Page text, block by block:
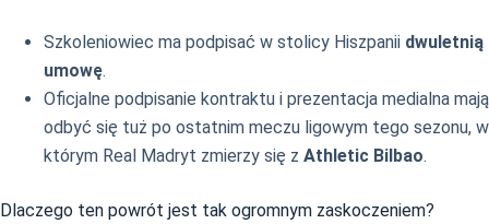
Szkoleniowiec ma podpisać w stolicy Hiszpanii dwuletnią
umowę.
Oficjalne podpisanie kontraktu i prezentacja medialna mają
odbyć się tuż po ostatnim meczu ligowym tego sezonu, w
którym Real Madryt zmierzy się z Athletic Bilbao.
Dlaczego ten powrót jest tak ogromnym zaskoczeniem?